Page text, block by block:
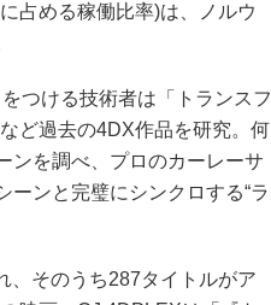
占める稼働比率)は、ノルウ
つける技術者は「トランスフ
ど過去の4DX作品を研究。何
ンを調べ、プロのカーレーサ
ンと完璧にシンクロする“ラ
そのうち287タイトルがア